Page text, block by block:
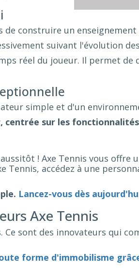
de construire un
suivant l'évolution
réel du joueur. Il permet
simple et d'un
sur les
! Axe Tennis vous
Tennis, accédez à une
Lancez-vous dès
Axe Tennis
sont des innovateurs qui
forme d'immobilisme